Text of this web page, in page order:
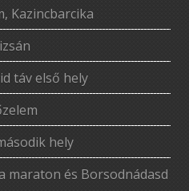
Kazincbarcika
táv első hely
hely
maraton és Borsodnádasd